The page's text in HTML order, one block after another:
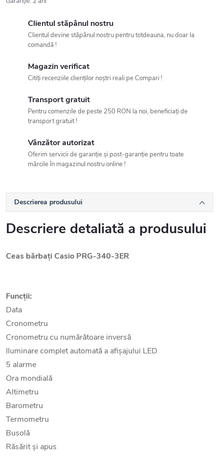
Clientul stăpânul nostru
Clientul devine stăpânul nostru pentru totdeauna, nu doar la
comandă !
Magazin verificat
Citiți recenziile clienților noștri reali pe Compari !
Transport gratuit
Pentru comenzile de peste 250 RON la noi, beneficiați de
transport gratuit !
Vânzător autorizat
Oferim servicii de garanție și post-garanție pentru toate
mărcile în magazinul nostru online !
Descrierea produsului
Descriere detaliată a produsului
Ceas bărbați Casio PRG-340-3ER
Funcții:
Data
Cronometru
Cronometru cu numărătoare inversă
Iluminare complet automată a afișajului LED
5 alarme
Ora mondială
Altimetru
Barometru
Termometru
Busolă
Răsărit și apus